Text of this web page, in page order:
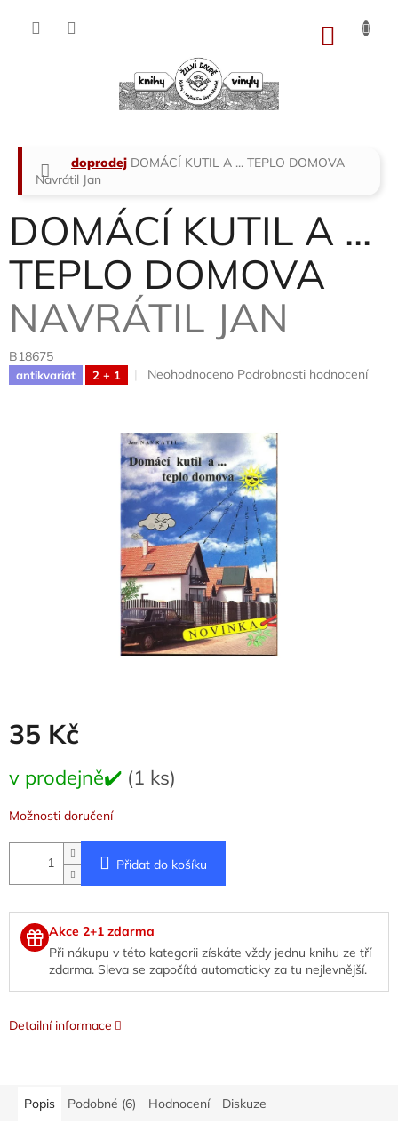
Domů
doprodej DOMÁCÍ KUTIL A ... TEPLO DOMOVA
Navrátil Jan
DOMÁCÍ KUTIL A ...
TEPLO DOMOVA
NAVRÁTIL JAN
B18675
antikvariát 2 + 1
Průměrné
0,0
z
5
hvězdiček.
Neohodnoceno Podrobnosti hodnocení
35 Kč
cena:
v prodejně✔️ (1 ks)
Možnosti doručení
Přidat do košíku
Akce 2+1 zdarma
Při nákupu v této kategorii získáte vždy jednu knihu ze tří
zdarma. Sleva se započítá automaticky za tu nejlevnější.
Detailní informace
Popis Podobné (6) Hodnocení Diskuze